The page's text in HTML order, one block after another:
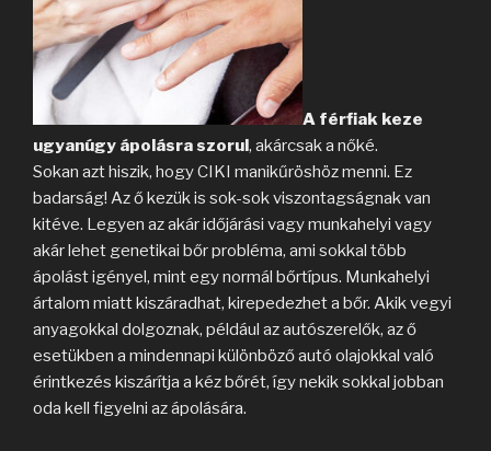
A férfiak keze
ugyanúgy ápolásra szorul, akárcsak a nőké.
Sokan azt hiszik, hogy CIKI manikűröshöz menni. Ez
badarság! Az ő kezük is sok-sok viszontagságnak van
kitéve. Legyen az akár időjárási vagy munkahelyi vagy
akár lehet genetikai bőr probléma, ami sokkal több
ápolást igényel, mint egy normál bőrtípus. Munkahelyi
ártalom miatt kiszáradhat, kirepedezhet a bőr. Akik vegyi
anyagokkal dolgoznak, például az autószerelők, az ő
esetükben a mindennapi különböző autó olajokkal való
érintkezés kiszárítja a kéz bőrét, így nekik sokkal jobban
oda kell figyelni az ápolására.